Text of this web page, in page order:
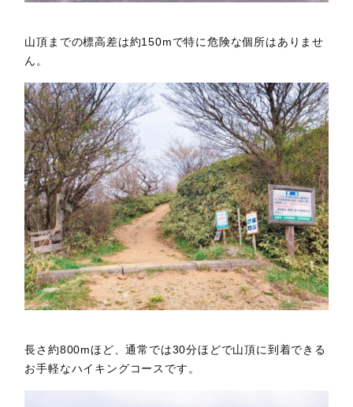
山頂までの標高差は約150mで特に危険な個所はありませ
ん。
長さ約800mほど、通常では30分ほどで山頂に到着できる
お手軽なハイキングコースです。